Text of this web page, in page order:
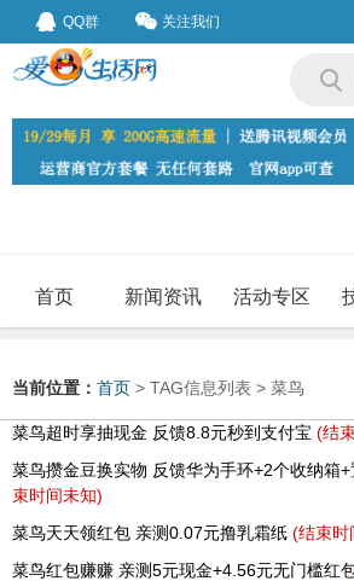
QQ群 关注我们
首页 新闻资讯 活动专区
当前位置： 首页 > TAG信息列表 > 菜鸟
菜鸟超时享抽现金 反馈8.8元秒到支付宝 (结
菜鸟攒金豆换实物 反馈华为手环+2个收纳箱+
束时间未知)
菜鸟天天领红包 亲测0.07元撸乳霜纸 (结束时
菜鸟红包赚赚 亲测5元现金+4.56元无门槛红